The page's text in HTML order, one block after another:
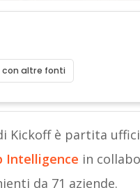
altre fonti
Kickoff è partita
Intelligence in
da 71 aziende.